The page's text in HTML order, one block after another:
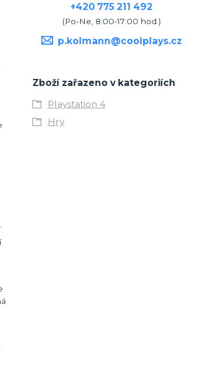
+420 775 211 492
(Po-Ne, 8:00-17:00 hod.)
p.kolmann@coolplays.cz
Zboží zařazeno v kategoriích
Playstation 4
Hry